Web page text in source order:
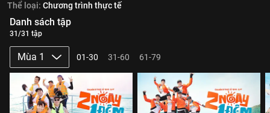
Thể loại: Chương trình thực tế
Danh sách tập
31/31 tập
Mùa 1 01-30 31-60 61-79